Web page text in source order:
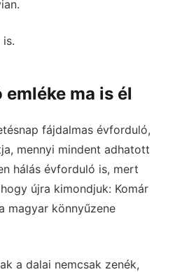
ma is él
fájdalmas évforduló,
mennyi mindent adhatott
hálás évforduló is, mert
újra kimondjuk: Komár
magyar könnyűzene
a dalai nemcsak zenék,